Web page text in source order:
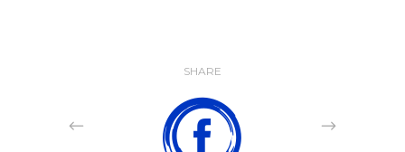
SHARE